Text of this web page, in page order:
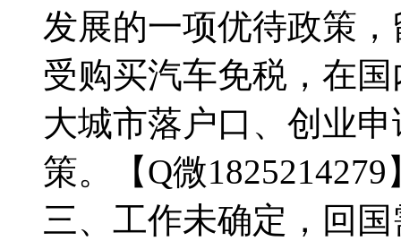
发展的一项优待政策
受购买汽车免税，在
大城市落户口、创业
策。【Q微1825214279
三、工作未确定，回